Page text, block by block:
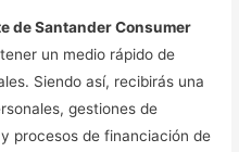
de Santander Consumer
un medio rápido de
Siendo así, recibirás una
gestiones de
procesos de financiación de